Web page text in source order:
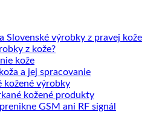
Slovenské výrobky z pravej kože
z kože?Žiadne
na
Ako
sa
starať
kožeŽiadne
komentáre
na
Precízne
spracovanie
a jej spracovanieŽiadne
na
Kvalitná
kožené výrobkyŽiadne
komentáre
na
kožené produktyŽiadne
komentáre
GSM ani RF signál